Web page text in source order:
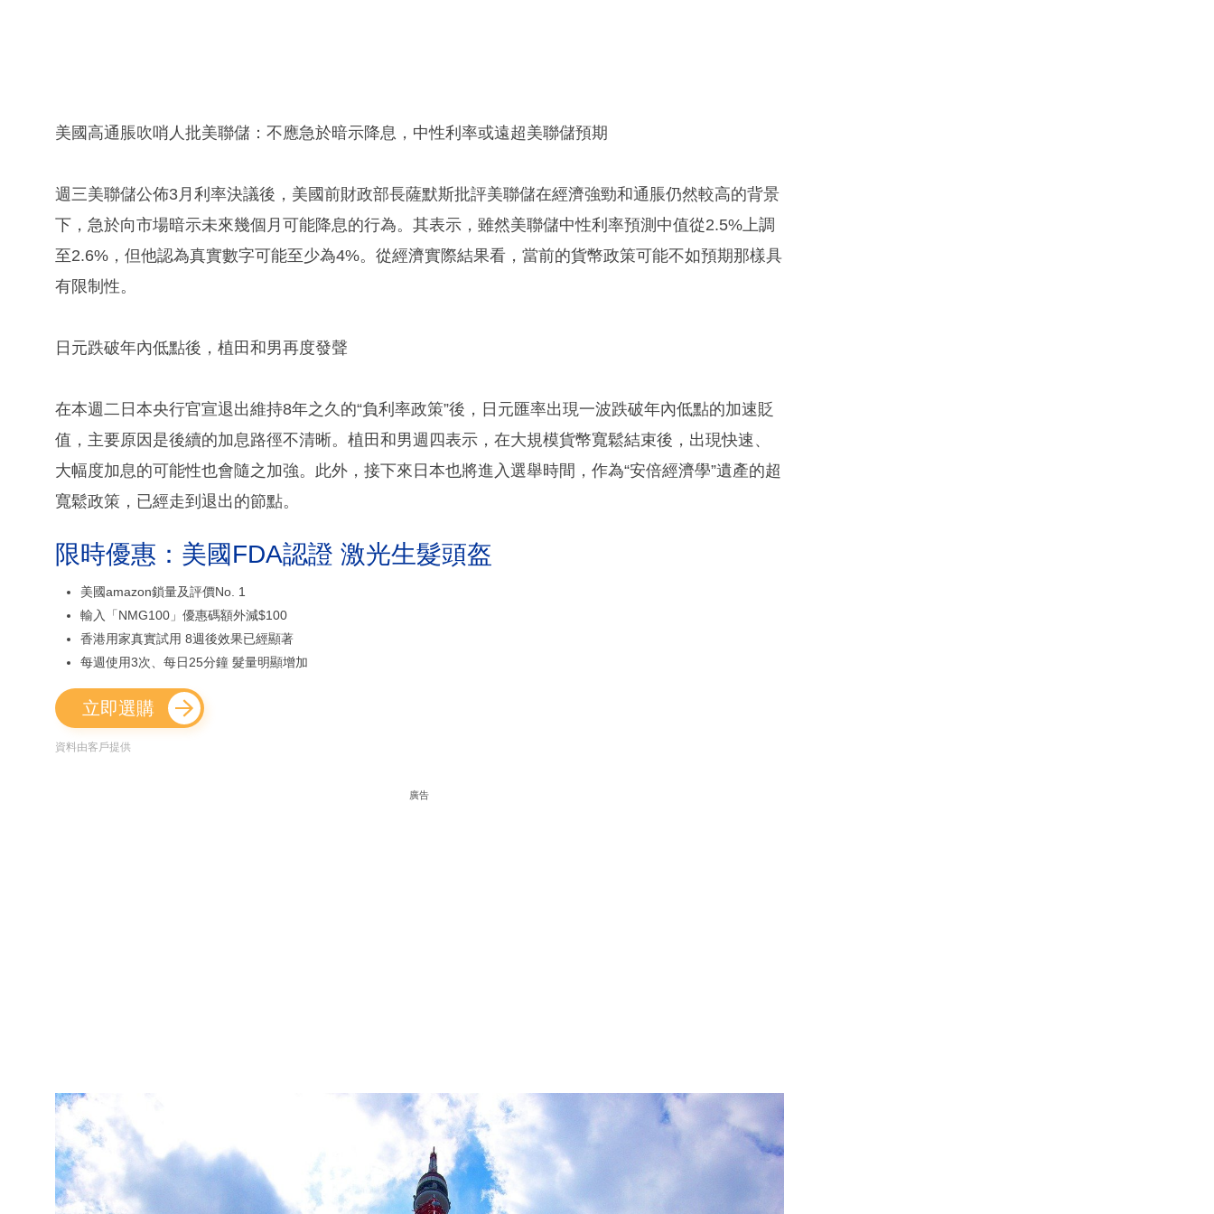
美國高通脹吹哨人批美聯儲：不應急於暗示降息，中性利率或遠超美聯儲預期
週三美聯儲公佈3月利率決議後，美國前財政部長薩默斯批評美聯儲在經濟強勁和通脹仍然較高的背景
下，急於向市場暗示未來幾個月可能降息的行為。其表示，雖然美聯儲中性利率預測中值從2.5%上調
至2.6%，但他認為真實數字可能至少為4%。從經濟實際結果看，當前的貨幣政策可能不如預期那樣具
有限制性。
日元跌破年內低點後，植田和男再度發聲
在本週二日本央行官宣退出維持8年之久的“負利率政策”後，日元匯率出現一波跌破年內低點的加速貶
值，主要原因是後續的加息路徑不清晰。植田和男週四表示，在大規模貨幣寬鬆結束後，出現快速、
大幅度加息的可能性也會隨之加強。此外，接下來日本也將進入選舉時間，作為“安倍經濟學”遺產的超
寬鬆政策，已經走到退出的節點。
限時優惠：美國FDA認證 激光生髮頭盔
美國amazon鎖量及評價No. 1
輸入「NMG100」優惠碼額外減$100
香港用家真實試用 8週後效果已經顯著
每週使用3次、每日25分鐘 髮量明顯增加
立即選購
資料由客戶提供
廣告